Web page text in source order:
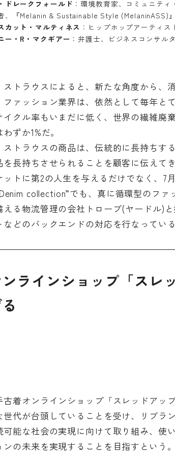
ドレークフォールド ：環境教育家、コミュニテ
、『Melanin & Sustainable Style (MelaninASS)
カット・マルティネス ：ヒップホップアーティス
ー・R・マクギアー ：弁護士、ビジネスコンサル
ストラウスによると、新たな角度から、
ファッション業界は、依然として毎年と
イクル率もいまだに低く、世界の繊維廃
ずか1%だ。
ストラウスの商品は、伝統的に長持ちす
を長持ちさせられることを顧客に伝えて
ットに第2の人生を与えるだけでなく、7
collection”でも、真に循環型のフ
える物流管理の会社トローブ(ヤードル)
などのバックエンドの対応を行なっている
ラインショップ「スレ
古着オンラインショップ「スレッドアッ
世代が台頭していることを受け、リブラ
可能な社会の実現に向けて取り組み、使
ンの未来を実現することを目指すという